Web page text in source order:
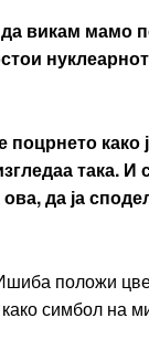
викам мамо
поцрнето
така. И
да ја
положи
симбол на